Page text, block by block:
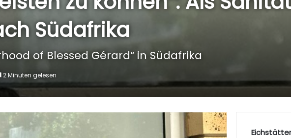
Südafrika
of Blessed Gérard“ in Südafrika
2 Minuten gelesen